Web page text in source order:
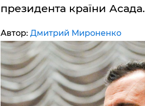
президента країни Асада.
Автор: Дмитрий Мироненко